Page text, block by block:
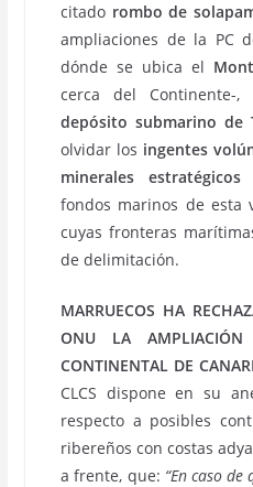
citado rombo de
ampliaciones de la PC
dónde se ubica el
cerca del Continente-,
depósito submarino de
olvidar los ingentes
minerales estratégicos
fondos marinos de esta
cuyas fronteras
de delimitación.
MARRUECOS HA
ONU LA
CONTINENTAL DE
CLCS dispone en su
respecto a posibles
ribereños con costas
a frente, que: “En caso